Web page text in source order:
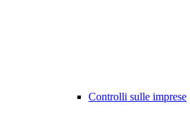
Controlli sulle imprese